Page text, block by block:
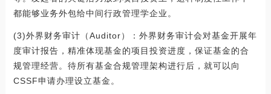
都能够业务外包给中间行政管理学企业。
(3)外界财务审计（Auditor）：外界财务审计会对基金开展年
度审计报告，精准体现基金的项目投资进度，保证基金的合
规管理经营。待所有基金合规管理架构进行后，就可以向
CSSF申请办理设立基金。